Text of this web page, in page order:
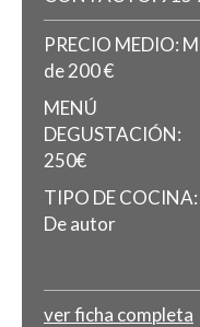
PRECIO MEDIO:
de 200 €
MENÚ
DEGUSTACIÓN:
250€
TIPO DE COCINA:
De autor
ver ficha completa